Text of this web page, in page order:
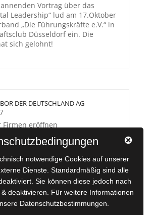
Vortrag über das
Leadership“ lud am 17.Oktober
„Die Führungskräfte e.V.“ in
Düsseldorf ein. Die
sich gelohnt!
DER DEUTSCHLAND AG
Firmen eröffnen
Und revolutionieren damit
notwendige Cookies auf unserer
Dienste. Standardmäßig sind alle
Sie können diese jedoch nach
deaktivieren. Für weitere Informationen
Datenschutzbestimmungen.